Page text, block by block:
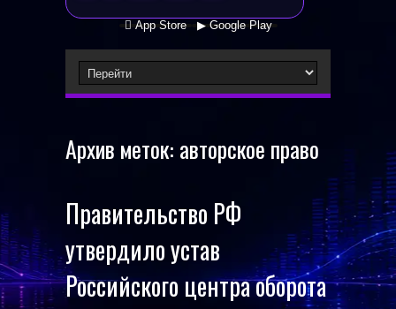
 App Store ▶ Google Play
Архив меток: авторское право
Правительство РФ
утвердило устав
Российского центра оборота